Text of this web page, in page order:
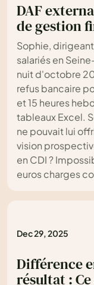
DAF
de gestion
Sophie,
salariés en
nuit d'octobre
refus bancaire
et 15 heures
tableaux Excel.
ne pouvait lui
vision
en CDI ?
euros charges
Dec 29, 2025
Différence
résultat :